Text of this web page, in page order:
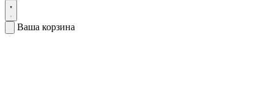
Ваша корзина